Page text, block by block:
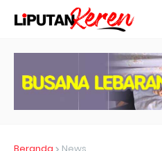
Beranda News